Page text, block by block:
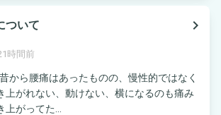
ついて
navigate_next
時間前
から腰痛はあったものの、慢性的ではなく
上がれない、動けない、横になるのも痛み
がってた...